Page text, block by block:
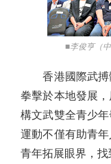
■李俊亨（
香港國際武搏
拳擊於本地發展
構文武雙全青少
運動不僅有助青
青年拓展眼界，找